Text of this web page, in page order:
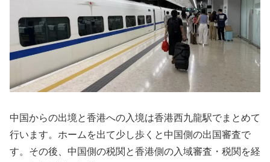
中国からの出境と香港への入境は香港西九龍駅でまとめて
行います。ホームを出て少し歩くと中国側の出国審査で
す。その後、中国側の税関と香港側の入域審査・税関を経